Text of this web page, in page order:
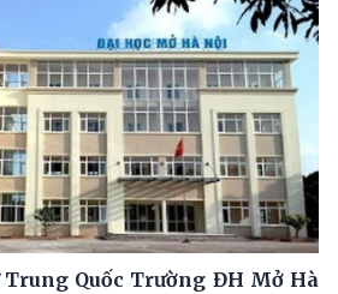
Quốc Trường ĐH Mở Hà